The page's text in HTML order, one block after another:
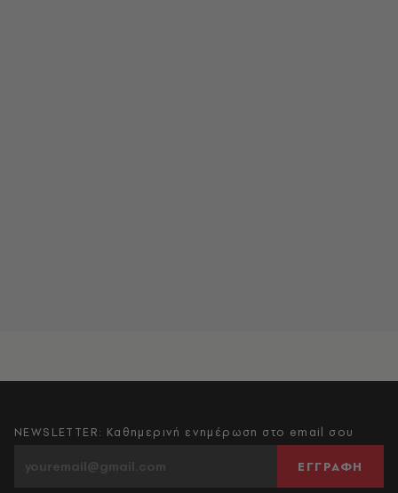
NEWSLETTER: Καθημερινή ενημέρωση στο email σου
ΕΓΓΡΑΦΗ